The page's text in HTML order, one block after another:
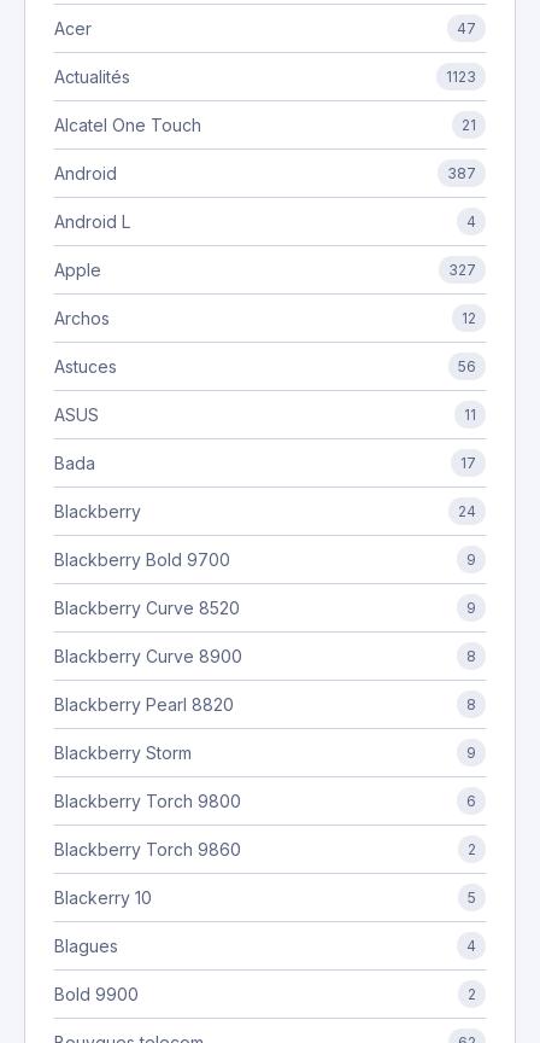
Acer 47
Actualités 1123
Alcatel One Touch 21
Android 387
Android L 4
Apple 327
Archos 12
Astuces 56
ASUS 11
Bada 17
Blackberry 24
Blackberry Bold 9700 9
Blackberry Curve 8520 9
Blackberry Curve 8900 8
Blackberry Pearl 8820 8
Blackberry Storm 9
Blackberry Torch 9800 6
Blackberry Torch 9860 2
Blackerry 10 5
Blagues 4
Bold 9900 2